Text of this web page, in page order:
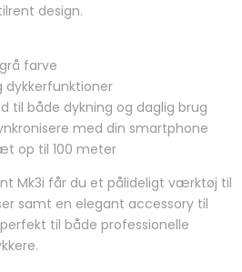
design.
farve
dykkerfunktioner
til både dykning og daglig brug
med din smartphone
op til 100 meter
Mk3i får du et pålideligt værktøj til
samt en elegant accessory til
til både professionelle